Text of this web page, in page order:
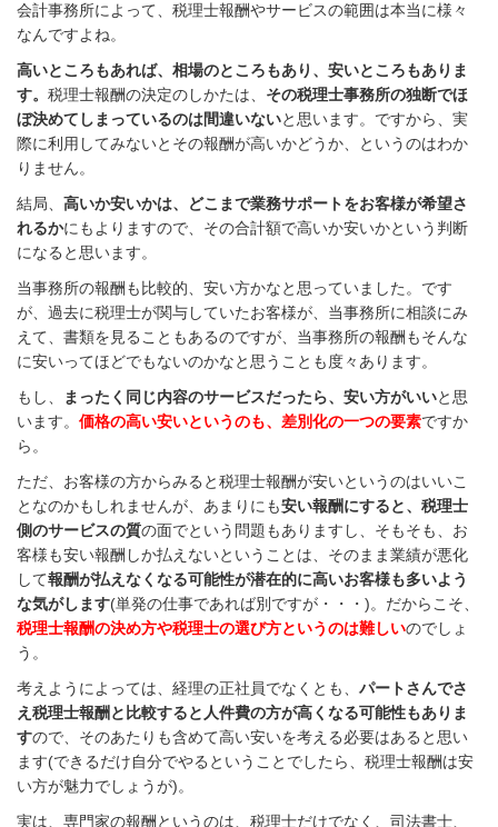
会計事務所によって、税理士報酬やサービスの範囲は本当に様々
なんですよね。
高いところもあれば、相場のところもあり、安いところもありま
す。 税理士報酬の決定のしかたは、 その税理士事務所の独断でほ
ぼ決めてしまっているのは間違いないと思います。ですから、実
際に利用してみないとその報酬が高いかどうか、というのはわか
りません。
結局、 高いか安いかは、どこまで業務サポートをお客様が希望さ
れるかにもよりますので、その合計額で高いか安いかという判断
になると思います。
当事務所の報酬も比較的、安い方かなと思っていました。です
が、過去に税理士が関与していたお客様が、当事務所に相談にみ
えて、書類を見ることもあるのですが、当事務所の報酬もそんな
に安いってほどでもないのかなと思うことも度々あります。
もし、
まったく同じ内容のサービスだったら、安い方がいいと思
います。 価格の高い安いというのも、差別化の一つの要素ですか
ら。
ただ、お客様の方からみると税理士報酬が安いというのはいいこ
となのかもしれませんが、あまりにも安い報酬にすると、税理士
側のサービスの質の面でという問題もありますし、そもそも、お
客様も安い報酬しか払えないということは、そのまま業績が悪化
して報酬が払えなくなる可能性が潜在的に高いお客様も多いよう
な気がします(単発の仕事であれば別ですが・・・)。だからこそ、
税理士報酬の決め方や税理士の選び方というのは難しいのでしょ
う。
考えようによっては、経理の正社員でなくとも、 パートさんでさ
え税理士報酬と比較すると人件費の方が高くなる可能性もありま
すので、そのあたりも含めて高い安いを考える必要はあると思い
ます(できるだけ自分でやるということでしたら、税理士報酬は安
い方が魅力でしょうが)。
実は、専門家の報酬というのは、税理士だけでなく、司法書士、